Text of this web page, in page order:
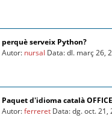
perquè serveix Python?
Autor: nursal Data: dl. març 26,
Paquet d'idioma català
Autor:ferreret Data: dg. oct. 21,